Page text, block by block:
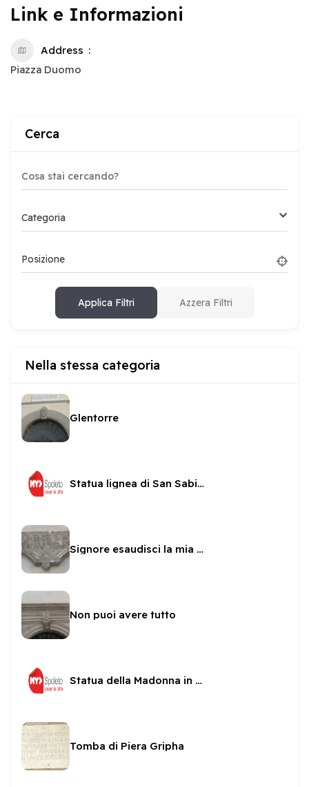
Link e Informazioni
Address
Piazza Duomo
Cerca
Categoria
Posizione
Applica Filtri Azzera Filtri
Nella stessa categoria
Glentorre
Statua lignea di San Sabino
Signore esaudisci la mia preghiera
Non puoi avere tutto
Statua della Madonna in una nicchia di San sabino
Tomba di Piera Gripha